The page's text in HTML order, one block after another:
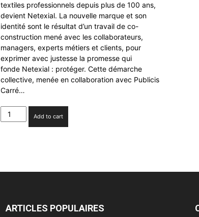
textiles professionnels depuis plus de 100 ans,
devient Netexial. La nouvelle marque et son
identité sont le résultat d’un travail de co-
construction mené avec les collaborateurs,
managers, experts métiers et clients, pour
exprimer avec justesse la promesse qui
fonde Netexial : protéger. Cette démarche
collective, menée en collaboration avec Publicis
Carré…
Publicis
Carré
quantity
Add to cart
ARTICLES POPULAIRES